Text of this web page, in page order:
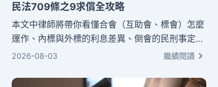
民法709條之9求償全攻略
本文中律師將帶你看懂合會（互助會、標會）怎麼
運作、內標與外標的利息差異、倒會的民刑事定
性，以及倒會後的自救方式，依《民法》第709條
看的避險清單。
2026-08-03 繼續閱讀